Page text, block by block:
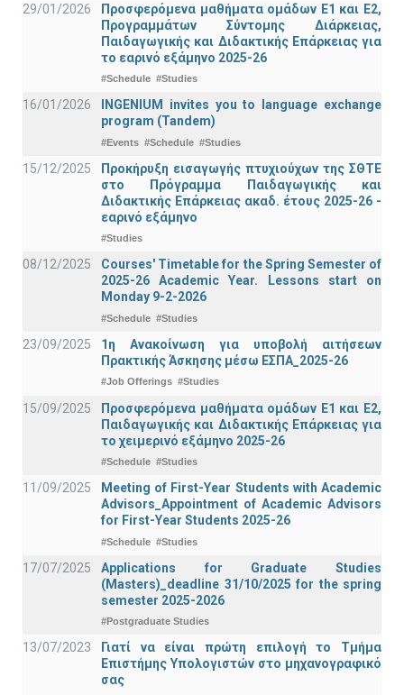
29/01/2026
Προσφερόμενα μαθήματα ομάδων Ε1 και Ε2,
Προγραμμάτων Σύντομης Διάρκειας,
Παιδαγωγικής και Διδακτικής Επάρκειας για
το εαρινό εξάμηνο 2025-26
#Schedule #Studies
16/01/2026
INGENIUM invites you to language exchange
program (Tandem)
#Events #Schedule #Studies
15/12/2025
Προκήρυξη εισαγωγής πτυχιούχων της ΣΘΤΕ
στο Πρόγραμμα Παιδαγωγικής και
Διδακτικής Επάρκειας ακαδ. έτους 2025-26 -
εαρινό εξάμηνο
#Studies
08/12/2025
Courses' Timetable for the Spring Semester of
2025-26 Academic Year. Lessons start on
Monday 9-2-2026
#Schedule #Studies
23/09/2025
1η Ανακοίνωση για υποβολή αιτήσεων
Πρακτικής Άσκησης μέσω ΕΣΠΑ_2025-26
#Job Offerings #Studies
15/09/2025
Προσφερόμενα μαθήματα ομάδων Ε1 και Ε2,
Παιδαγωγικής και Διδακτικής Επάρκειας για
το χειμερινό εξάμηνο 2025-26
#Schedule #Studies
11/09/2025
Meeting of First-Year Students with Academic
Advisors_Appointment of Academic Advisors
for First-Year Students 2025-26
#Schedule #Studies
17/07/2025
Applications for Graduate Studies
(Masters)_deadline 31/10/2025 for the spring
semester 2025-2026
#Postgraduate Studies
13/07/2023
Γιατί να είναι πρώτη επιλογή το Τμήμα
Επιστήμης Υπολογιστών στο μηχανογραφικό
σας